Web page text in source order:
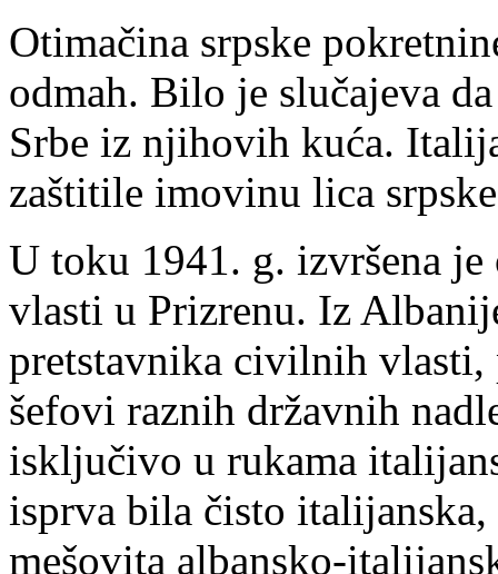
Otimačina srpske
odmah. Bilo je slučajeva
Srbe iz njihovih kuća.
zaštitile imovinu lica
U toku 1941. g. izvršena
vlasti u Prizrenu. Iz
pretstavnika civilnih vlasti,
šefovi raznih državnih
isključivo u rukama
isprva bila čisto italijanska,
mešovita albansko-